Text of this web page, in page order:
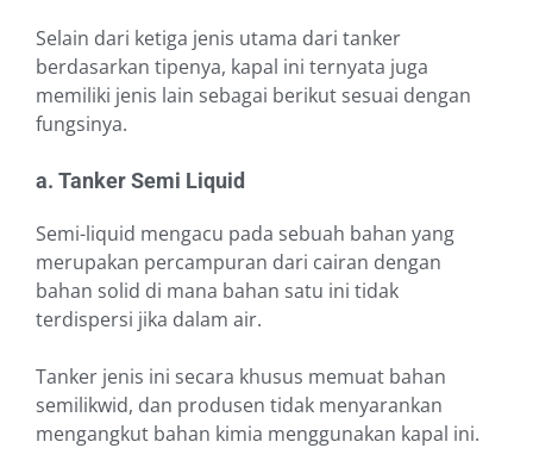
Selain dari ketiga jenis utama dari tanker
berdasarkan tipenya, kapal ini ternyata juga
memiliki jenis lain sebagai berikut sesuai dengan
fungsinya.
a. Tanker Semi Liquid
Semi-liquid mengacu pada sebuah bahan yang
merupakan percampuran dari cairan dengan
bahan solid di mana bahan satu ini tidak
terdispersi jika dalam air.
Tanker jenis ini secara khusus memuat bahan
semilikwid, dan produsen tidak menyarankan
mengangkut bahan kimia menggunakan kapal ini.